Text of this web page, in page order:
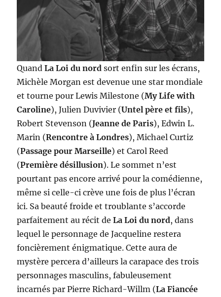
QuandLa Loi du nord sort enfin sur les écrans,
Michèle Morgan est devenue une star mondiale
et tourne pour Lewis Milestone (My Life with
Caroline), Julien Duvivier (Untel père et fils),
Robert Stevenson (Jeanne de Paris), Edwin L.
Marin (Rencontre à Londres), Michael Curtiz
(Passage pour Marseille) et Carol Reed
(Première désillusion). Le sommet n’est
pourtant pas encore arrivé pour la comédienne,
même si celle-ci crève une fois de plus l’écran
ici. Sa beauté froide et troublante s’accorde
parfaitement au récit deLa Loi du nord, dans
lequel le personnage de Jacqueline restera
foncièrement énigmatique. Cette aura de
mystère percera d’ailleurs la carapace des trois
personnages masculins, fabuleusement
incarnés par Pierre Richard-Willm (La Fiancée